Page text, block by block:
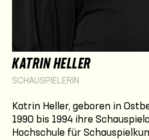
KATRIN HELLER
SCHAUSPIELERIN
Katrin Heller, geboren in
1990 bis 1994 ihre
Hochschule für